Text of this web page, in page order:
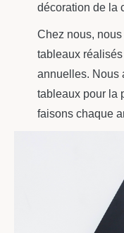
décoration de la
Chez nous,
tableaux
annuelles. Nous
tableaux pour la
faisons chaque